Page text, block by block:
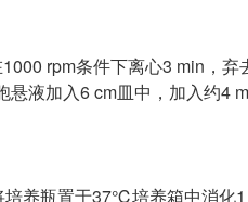
rpm条件下离心3 min，弃
液加入6 cm皿中，加入约4
培养瓶置于37℃培养箱中消化